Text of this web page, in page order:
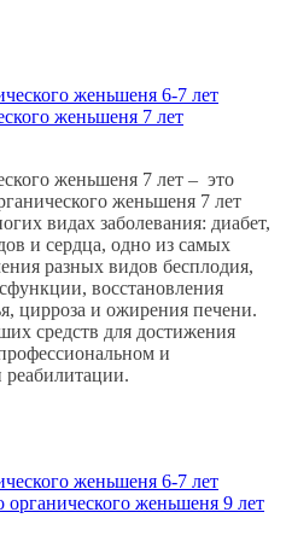
женьшеня 7 лет
женьшеня 7 лет – это
женьшеня 7 лет
видах заболевания: диабет,
и сердца, одно из самых
разных видов бесплодия,
восстановления
цирроза и ожирения печени.
средств для достижения
и
реабилитации.
органического женьшеня 9 лет